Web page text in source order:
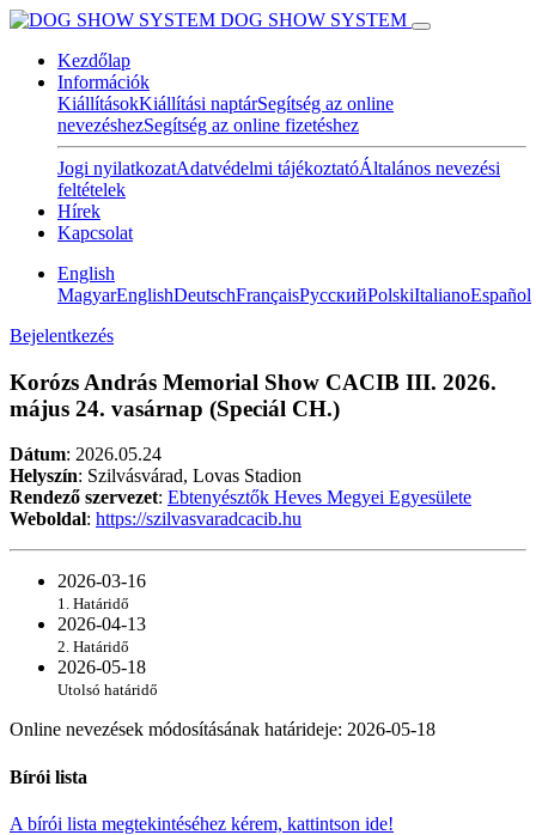
DOG SHOW SYSTEM
Kezdőlap
Információk
KiállításokKiállítási naptárSegítség az online
nevezéshezSegítség az online fizetéshez
Jogi nyilatkozatAdatvédelmi tájékoztatóÁltalános nevezési
feltételek
Hírek
Kapcsolat
English
MagyarEnglishDeutschFrançaisPусскийPolskiItalianoEspañol
Bejelentkezés
Korózs András Memorial Show CACIB III. 2026.
május 24. vasárnap (Speciál CH.)
Dátum: 2026.05.24
Helyszín: Szilvásvárad, Lovas Stadion
Rendező szervezet: Ebtenyésztők Heves Megyei Egyesülete
Weboldal: https://szilvasvaradcacib.hu
2026-03-16
1. Határidő
2026-04-13
2. Határidő
2026-05-18
Utolsó határidő
Online nevezések módosításának határideje: 2026-05-18
Bírói lista
A bírói lista megtekintéséhez kérem, kattintson ide!